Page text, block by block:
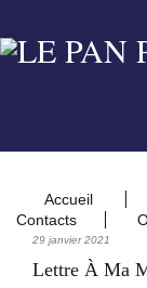
Accueil
Contacts
29 janvier 2021
Lettre À Ma